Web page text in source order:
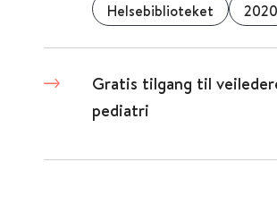
Helsebiblioteket 2020
Gratis tilgang til
pediatri